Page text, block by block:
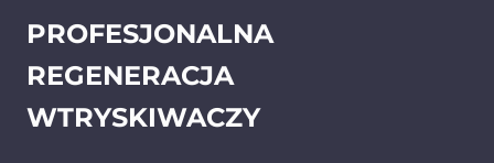
PROFESJONALNA
REGENERACJA
WTRYSKIWACZY